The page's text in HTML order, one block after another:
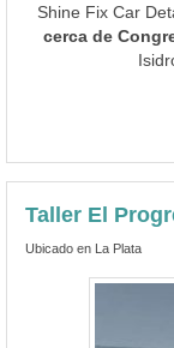
Shine Fix Car
cerca de
Taller El
Ubicado en La Plata